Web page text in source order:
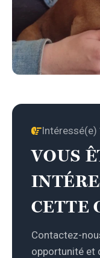
Intéressé(e)
VOUS
CETTE
Contactez-
opportunité et